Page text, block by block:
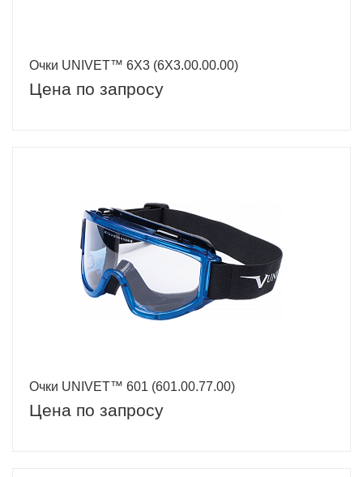
Очки UNIVET™ 6Х3 (6Х3.00.00.00)
Цена по запросу
Очки UNIVET™ 601 (601.00.77.00)
Цена по запросу